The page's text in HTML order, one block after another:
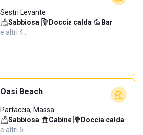
Sestri Levante
Sabbiosa· Doccia calda· Bar·
e altri 4…
Oasi Beach
Partaccia, Massa
Sabbiosa· Cabine· Doccia calda·
e altri 5…